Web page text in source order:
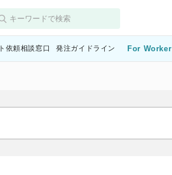
依頼相談窓口 発注ガイドライン For Worker